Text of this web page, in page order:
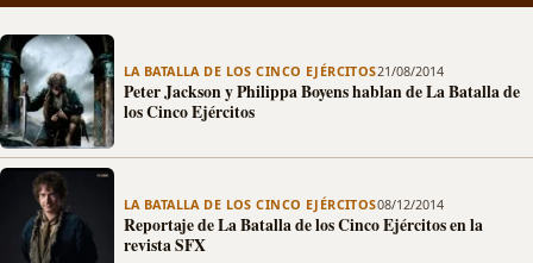
LA BATALLA DE LOS CINCO EJÉRCITOS21/08/2014
Peter Jackson y Philippa Boyens hablan de La Batalla de
los Cinco Ejércitos
LA BATALLA DE LOS CINCO EJÉRCITOS08/12/2014
Reportaje de La Batalla de los Cinco Ejércitos en la
revista SFX